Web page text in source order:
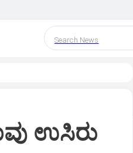
Search News
ಉಸಿರು